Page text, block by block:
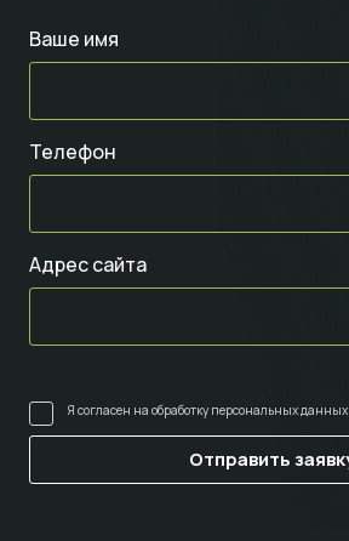
Ваше имя
Телефон
Адрес сайта
Я согласен на обработку персональных данных